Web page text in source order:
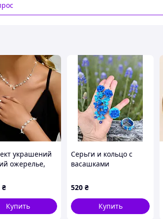
украшений
ожерелье,
₴
Купить
Серьги и кольцо с
васашками
520 ₴
Купить